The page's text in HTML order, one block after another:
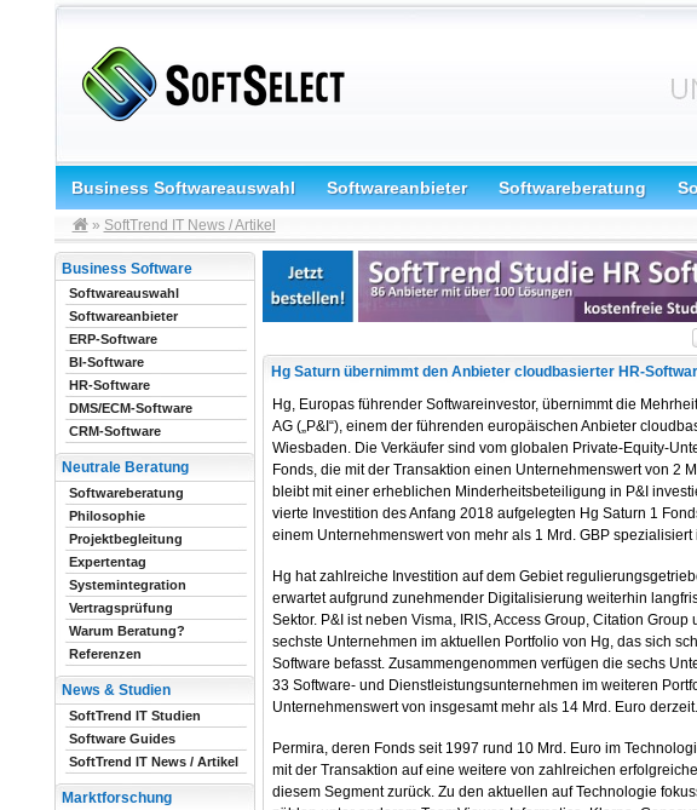
Business Softwareauswahl Softwareanbieter Softwareberatung
» SoftTrend IT News / Artikel
Hg Saturn übernimmt den Anbieter cloudbasierter HR-
Hg, Europas führender Softwareinvestor, übernimmt die
AG („P&I“), einem der führenden europäischen Anbieter
Wiesbaden. Die Verkäufer sind vom globalen Private-Equity-
Fonds, die mit der Transaktion einen Unternehmenswert von 2
bleibt mit einer erheblichen Minderheitsbeteiligung in P&I
vierte Investition des Anfang 2018 aufgelegten Hg Saturn 1
einem Unternehmenswert von mehr als 1 Mrd. GBP spezialisiert
Hg hat zahlreiche Investition auf dem Gebiet
erwartet aufgrund zunehmender Digitalisierung weiterhin
Sektor. P&I ist neben Visma, IRIS, Access Group, Citation Group
sechste Unternehmen im aktuellen Portfolio von Hg, das sich
Software befasst. Zusammengenommen verfügen die sechs
33 Software- und Dienstleistungsunternehmen im weiteren
Unternehmenswert von insgesamt mehr als 14 Mrd. Euro derzeit.
Permira, deren Fonds seit 1997 rund 10 Mrd. Euro im
mit der Transaktion auf eine weitere von zahlreichen
diesem Segment zurück. Zu den aktuellen auf Technologie
Business Software
Softwareauswahl
Softwareanbieter
ERP-Software
BI-Software
HR-Software
DMS/ECM-Software
CRM-Software
Neutrale Beratung
Softwareberatung
Philosophie
Projektbegleitung
Expertentag
Systemintegration
Vertragsprüfung
Warum Beratung?
Referenzen
News & Studien
SoftTrend IT Studien
Software Guides
SoftTrend IT News / Artikel
Marktforschung